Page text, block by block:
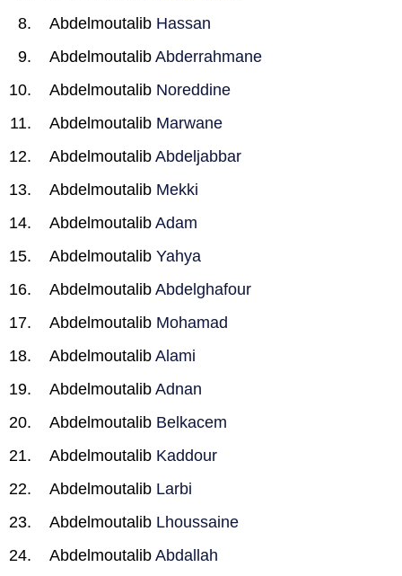
Abdelmoutalib Hassan
Abdelmoutalib Abderrahmane
Abdelmoutalib Noreddine
Abdelmoutalib Marwane
Abdelmoutalib Abdeljabbar
Abdelmoutalib Mekki
Abdelmoutalib Adam
Abdelmoutalib Yahya
Abdelmoutalib Abdelghafour
Abdelmoutalib Mohamad
Abdelmoutalib Alami
Abdelmoutalib Adnan
Abdelmoutalib Belkacem
Abdelmoutalib Kaddour
Abdelmoutalib Larbi
Abdelmoutalib Lhoussaine
Abdelmoutalib Abdallah